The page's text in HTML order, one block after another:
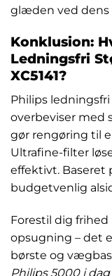
glæden ved
Konklusion:
Ledningsfri
XC5141?
Philips ledningsfri
overbeviser med
gør rengøring til
Ultrafine-filter
effektivt. Baseret
budgetvenlig
Forestil dig
opsugning – det
børste og
Philips 5000 i dag